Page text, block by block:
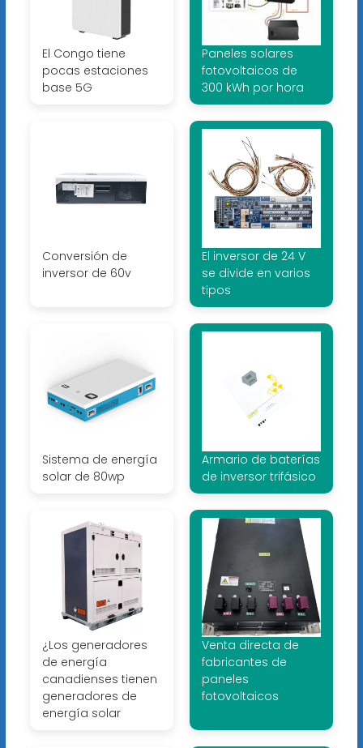
El Congo tiene
pocas estaciones
base 5G
Paneles solares
fotovoltaicos de
300 kWh por hora
Conversión de
inversor de 60v
El inversor de 24 V
se divide en varios
tipos
Sistema de energía
solar de 80wp
Armario de baterías
de inversor trifásico
¿Los generadores
de energía
canadienses tienen
generadores de
energía solar
Venta directa de
fabricantes de
paneles
fotovoltaicos